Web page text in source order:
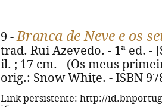
9 -Branca de Neve e os
trad. Rui Azevedo. - 1ª ed. -
il. ; 17 cm. - (Os meus
orig.: Snow White. - ISBN
Link persistente: http://